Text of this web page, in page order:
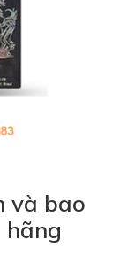
và bao
hãng